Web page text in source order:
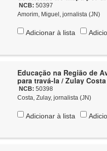
NCB:50397
Amorim, Miguel, jornalista (JN)
Adicionar à lista
Educação na Região de
para travá-la / Zulay Costa
NCB:50398
Costa, Zulay, jornalista (JN)
Adicionar à lista